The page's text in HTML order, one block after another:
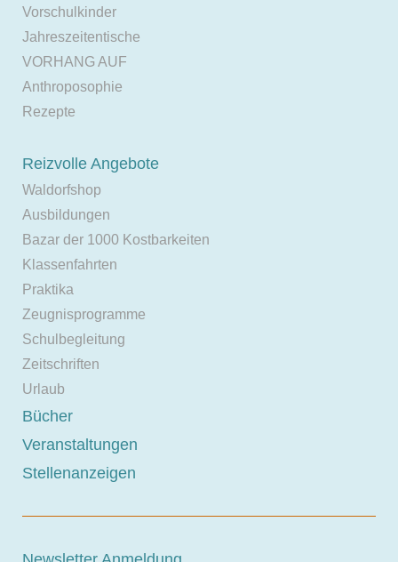
Vorschulkinder
Jahreszeitentische
VORHANG AUF
Anthroposophie
Rezepte
Reizvolle Angebote
Waldorfshop
Ausbildungen
Bazar der 1000 Kostbarkeiten
Klassenfahrten
Praktika
Zeugnisprogramme
Schulbegleitung
Zeitschriften
Urlaub
Bücher
Veranstaltungen
Stellenanzeigen